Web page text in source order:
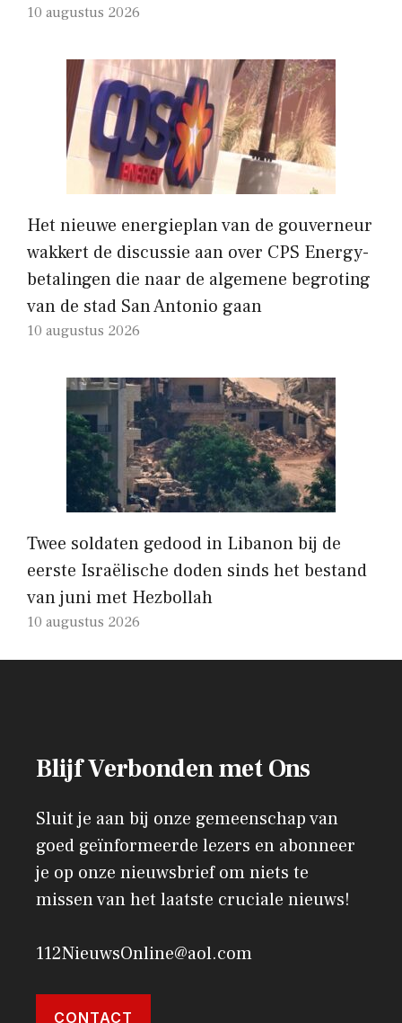
10 augustus 2026
Het nieuwe energieplan van de gouverneur
wakkert de discussie aan over CPS Energy-
betalingen die naar de algemene begroting
van de stad San Antonio gaan
10 augustus 2026
Twee soldaten gedood in Libanon bij de
eerste Israëlische doden sinds het bestand
van juni met Hezbollah
10 augustus 2026
Blijf Verbonden met Ons
Sluit je aan bij onze gemeenschap van
goed geïnformeerde lezers en abonneer
je op onze nieuwsbrief om niets te
missen van het laatste cruciale nieuws!
112NieuwsOnline@aol.com
CONTACT